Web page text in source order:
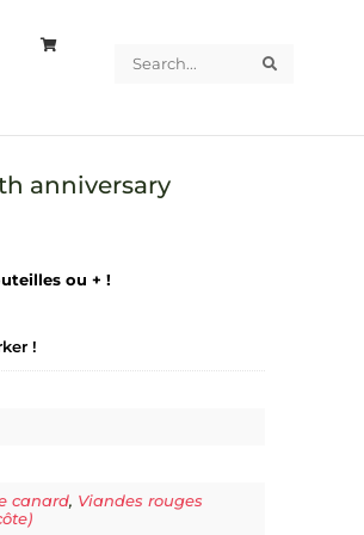
anniversary
ou + !
!
canard, Viandes rouges